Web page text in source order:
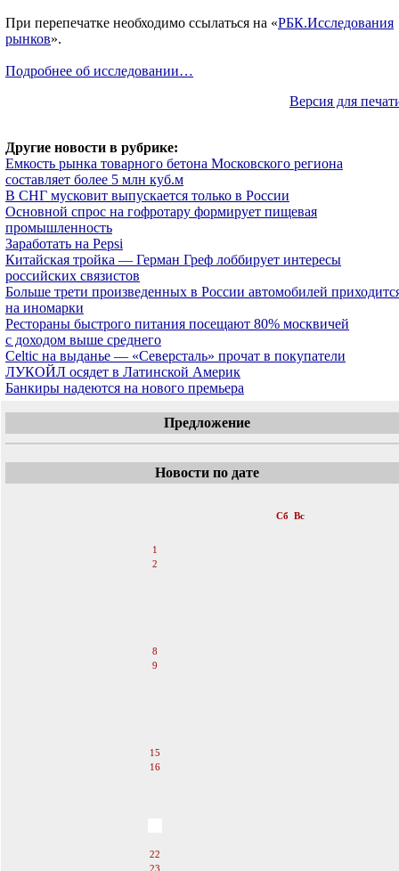
При перепечатке необходимо ссылаться на «РБК.Исследования
рынков».
Подробнее об исследовании…
Версия для
Другие новости в рубрике:
Емкость рынка товарного бетона Московского региона
составляет более 5 млн куб.м
В СНГ мусковит выпускается только в России
Основной спрос на гофротару формирует пищевая
промышленность
Заработать на Pepsi
Китайская тройка — Герман Греф лоббирует интересы
российских связистов
Больше трети произведенных в России автомобилей
на иномарки
Рестораны быстрого питания посещают 80% москвичей
с доходом выше среднего
Celtic на выданье — «Северсталь» прочат в покупатели
ЛУКОЙЛ осядет в Латинской Америк
Банкиры надеются на нового премьера
Предложение
Новости по дате
Сб Вс
1
2
8
9
15
16
22
23